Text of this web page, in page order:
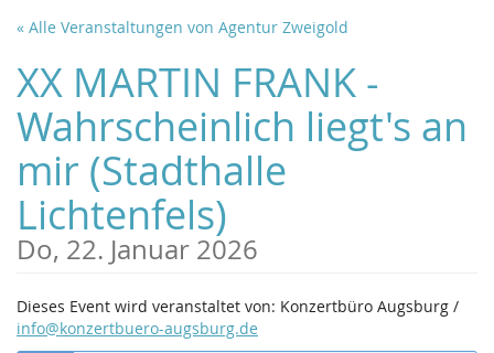
Zum
Inhalt
springen
« Alle Veranstaltungen von Agentur Zweigold
XX MARTIN FRANK -
Wahrscheinlich liegt's an
mir (Stadthalle
Lichtenfels)
Do, 22. Januar 2026
Dieses Event wird veranstaltet von: Konzertbüro Augsburg /
info@konzertbuero-augsburg.de